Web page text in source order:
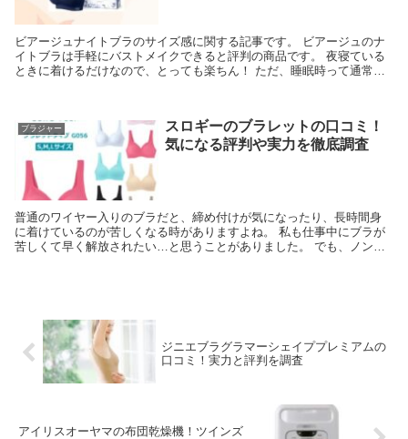
ビアージュナイトブラのサイズ感に関する記事です。 ビアージュのナ
イトブラは手軽にバストメイクできると評判の商品です。 夜寝ている
ときに着けるだけなので、とっても楽ちん！ ただ、睡眠時って通常よ
ブラジャー
スロギーのブラレットの口コミ！
気になる評判や実力を徹底調査
普通のワイヤー入りのブラだと、締め付けが気になったり、長時間身
に着けているのが苦しくなる時がありますよね。 私も仕事中にブラが
苦しくて早く解放されたい…と思うことがありました。 でも、ノンワ
ジニエブラグラマーシェイププレミアムの
口コミ！実力と評判を調査
アイリスオーヤマの布団乾燥機！ツインズ